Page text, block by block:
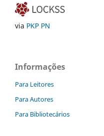
via PKP PN
Informações
Para Leitores
Para Autores
Para Bibliotecários